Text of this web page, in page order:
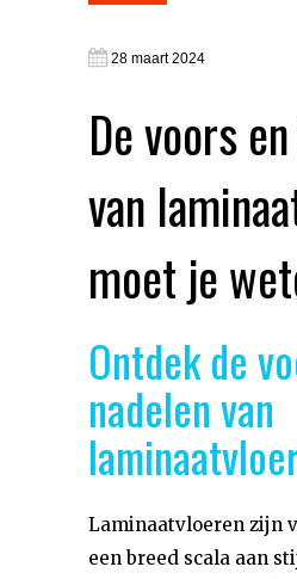
28 maart 2024
De voors
van
moet je
Ontdek de
nadelen van
Laminaatvloeren zijn
een breed scala aan